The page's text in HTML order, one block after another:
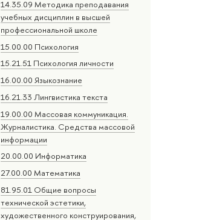
14.35.09 Методика преподавания
учебных дисциплин в высшей
профессиональной школе
15.00.00 Психология
15.21.51 Психология личности
16.00.00 Языкознание
16.21.33 Лингвистика текста
19.00.00 Массовая коммуникация.
Журналистика. Средства массовой
информации
20.00.00 Информатика
27.00.00 Математика
81.95.01 Общие вопросы
технической эстетики,
художественного конструирования,